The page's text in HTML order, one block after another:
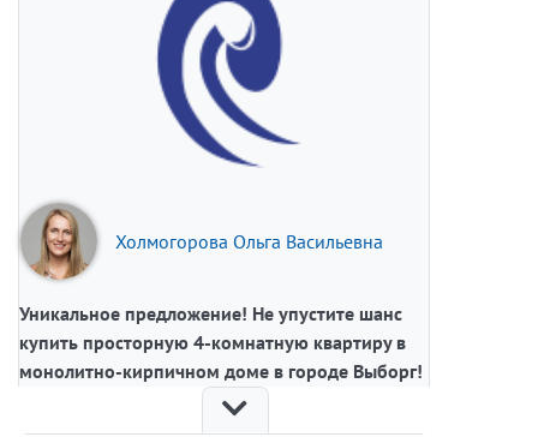
Холмогорова Ольга Васильевна
Уникальное предложение! Не упустите шанс
купить просторную 4-комнатную квартиру в
монолитно-кирпичном доме в городе Выборг!
Предлагаем к покупке великолепную 4-